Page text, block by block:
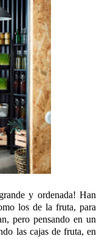
y ordenada! Han
los de la fruta, para
pero pensando en un
las cajas de fruta, en